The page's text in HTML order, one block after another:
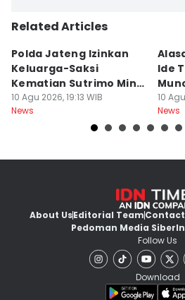
Related Articles
Polda Jateng Izinkan
Keluarga-Saksi
Kematian Sutrimo Minta
BKO LPSK
10 Agu 2026, 19:13 WIB
News
Ide
10
News
About UsEditorial TeamContact
Pedoman Media Siber
Follow Us
Download